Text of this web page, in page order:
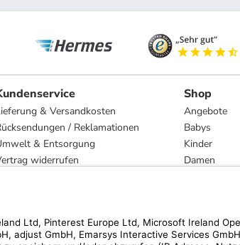
& Versandkosten
/ Reklamationen
& Entsorgung
widerrufen
Shop
Angebote
Babys
Kinder
Damen
Marken